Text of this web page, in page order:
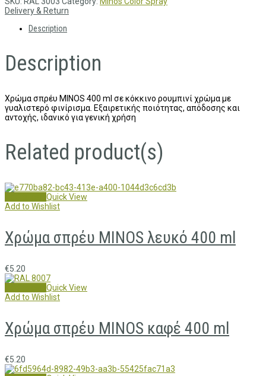
Delivery & Return
Description
Description
Χρώμα σπρέυ MINOS 400 ml σε κόκκινο ρουμπινί χρώμα με
γυαλιστερό φινίρισμα. Εξαιρετικής ποιότητας, απόδοσης και
αντοχής, ιδανικό για γενική χρήση
Related product(s)
Quick View
Add to Wishlist
Χρώμα σπρέυ MINOS λευκό 400 ml
€5.20
Quick View
Add to Wishlist
Χρώμα σπρέυ MINOS καφέ 400 ml
€5.20